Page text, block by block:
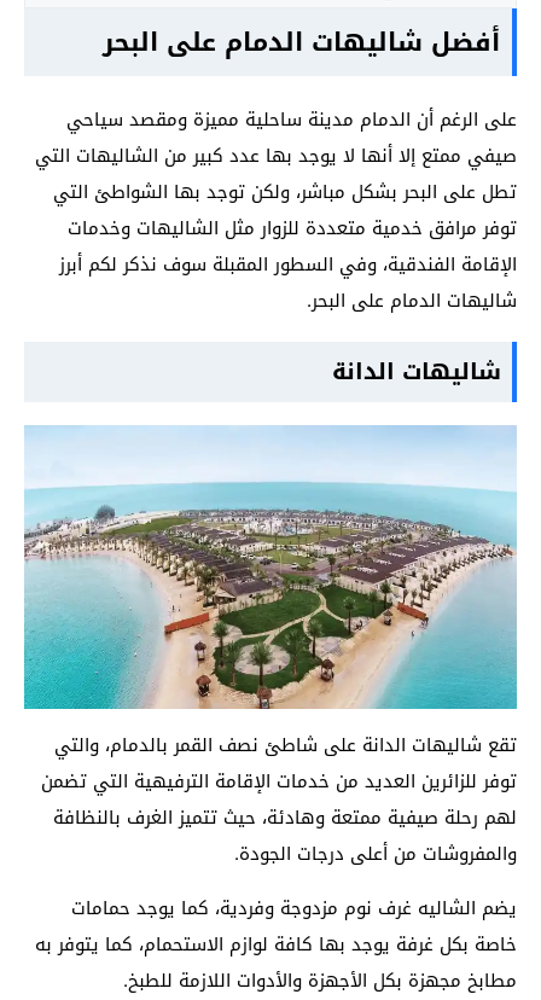
أفضل شاليهات الدمام على البحر
على الرغم أن الدمام مدينة ساحلية مميزة ومقصد سياحي
صيفي ممتع إلا أنها لا يوجد بها عدد كبير من الشاليهات التي
تطل على البحر بشكل مباشر، ولكن توجد بها الشواطئ التي
توفر مرافق خدمية متعددة للزوار مثل الشاليهات وخدمات
الإقامة الفندقية، وفي السطور المقبلة سوف نذكر لكم أبرز
شاليهات الدمام على البحر.
شاليهات الدانة
تقع شاليهات الدانة على شاطئ نصف القمر بالدمام، والتي
توفر للزائرين العديد من خدمات الإقامة الترفيهية التي تضمن
لهم رحلة صيفية ممتعة وهادئة، حيث تتميز الغرف بالنظافة
والمفروشات من أعلى درجات الجودة.
يضم الشاليه غرف نوم مزدوجة وفردية، كما يوجد حمامات
خاصة بكل غرفة يوجد بها كافة لوازم الاستحمام، كما يتوفر به
مطابخ مجهزة بكل الأجهزة والأدوات اللازمة للطبخ.